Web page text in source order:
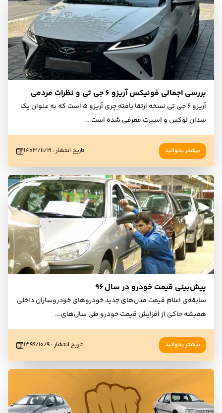
بررسی اجمالی فونیکس آریزو 6 جی تی و نظرات مردمی
آریزو ۶ جی تی نسخه ارتقا یافته چری آریزو 5 است که به عنوان یک
سدان لوکس و اسپرت معرفی شده است...
بیشتر بخوانید تاریخ انتشار: ۱۴۰۳/۱۱/۲۱
پیش‌بینی قیمت خودرو در سال ۹۶
سابقه‌ی اعلام قیمت مدل‌های جدید خودروهای خودروسازان داخلی
همیشه حاکی از افزایش قیمت خودرو طی سال‌های...
بیشتر بخوانید تاریخ انتشار: ۱۳۹۶/۱۰/۹